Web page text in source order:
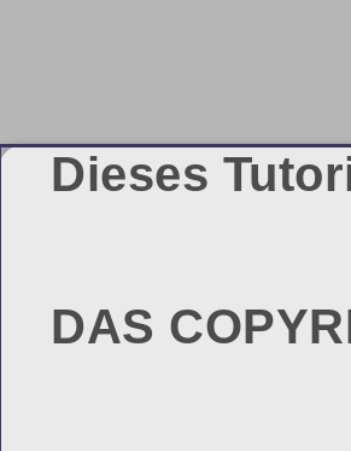
Dieses
DAS